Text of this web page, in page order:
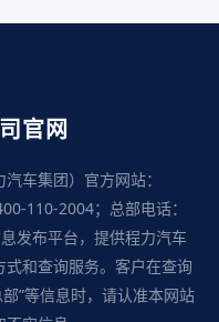
官网
车集团）官方网站：
110-2004；总部电话：
发布平台，提供程力汽车
和查询服务。客户在查询
部”等信息时，请认准本网站